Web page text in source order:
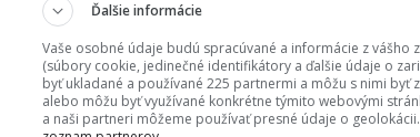
Ďalšie informácie
Vaše osobné údaje budú spracúvané a informácie z vášho
(súbory cookie, jedinečné identifikátory a ďalšie údaje o
byť ukladané a používané 225 partnermi a môžu s nimi byť
alebo môžu byť využívané konkrétne týmito webovými
a naši partneri môžeme používať presné údaje o geolokácii.